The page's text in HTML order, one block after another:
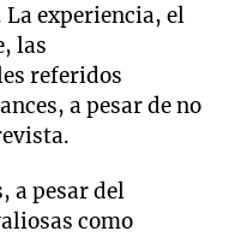
experiencia, el
las
referidos
a pesar de no
a pesar del
como